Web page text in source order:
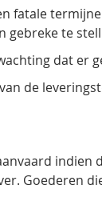
fatale
gebreke te
dat er
de
Goederen